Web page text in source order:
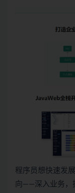
程序员想快速发
向——深入业务，